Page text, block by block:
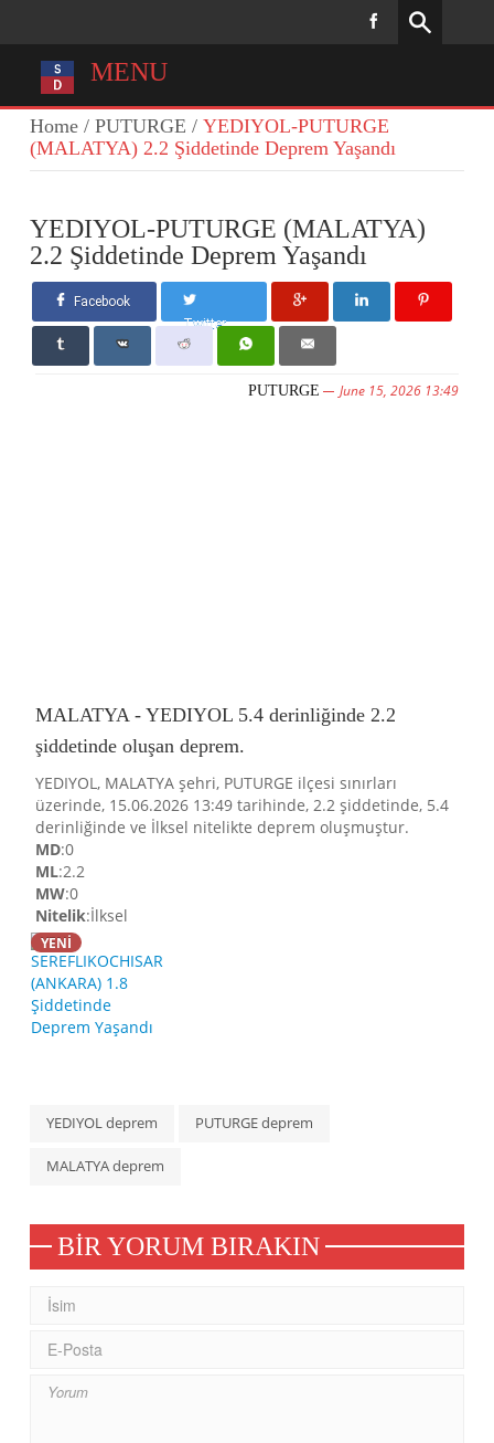
MENU
Home /PUTURGE /YEDIYOL-PUTURGE
(MALATYA) 2.2 Şiddetinde Deprem Yaşandı
YEDIYOL-PUTURGE (MALATYA)
2.2 Şiddetinde Deprem Yaşandı
Facebook
Twitter
PUTURGE June 15, 2026 13:49
MALATYA - YEDIYOL 5.4 derinliğinde 2.2
şiddetinde oluşan deprem.
YEDIYOL, MALATYA şehri, PUTURGE ilçesi sınırları
üzerinde, 15.06.2026 13:49 tarihinde, 2.2 şiddetinde, 5.4
derinliğinde ve İlksel nitelikte deprem oluşmuştur.
MD:0
ML:2.2
MW:0
Nitelik:İlksel
YENİ
YEDIYOL deprem PUTURGE deprem
MALATYA deprem
BIR YORUM BIRAKIN